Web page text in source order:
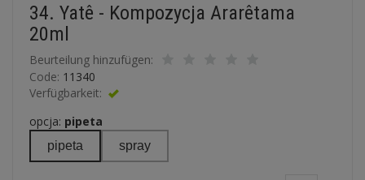
34. Yatê - Kompozycja Ararêtama
20ml
Beurteilung hinzufügen:
Code: 11340
Verfügbarkeit:
opcja: pipeta
pipeta spray